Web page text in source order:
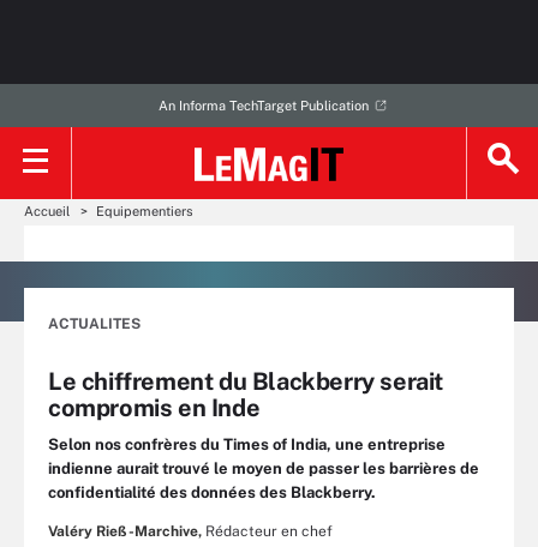
An Informa TechTarget Publication
Accueil Equipementiers
ACTUALITES
Le chiffrement du Blackberry serait
compromis en Inde
Selon nos confrères du Times of India, une entreprise
indienne aurait trouvé le moyen de passer les barrières de
confidentialité des données des Blackberry.
Valéry Rieß-Marchive, Rédacteur en chef